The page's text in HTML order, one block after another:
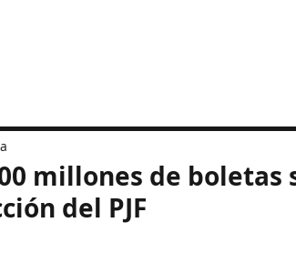
millones de
del PJF